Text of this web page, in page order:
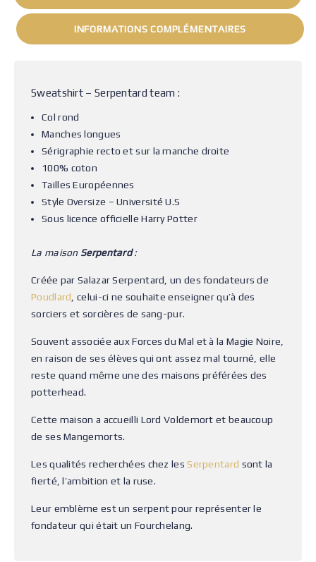
INFORMATIONS COMPLÉMENTAIRES
Sweatshirt – Serpentard team :
Col rond
Manches longues
Sérigraphie recto et sur la manche droite
100% coton
Tailles Européennes
Style Oversize – Université U.S
Sous licence officielle Harry Potter
La maison Serpentard:
Créée par Salazar Serpentard, un des fondateurs de
Poudlard , celui-ci ne souhaite enseigner qu’à des
sorciers et sorcières de sang-pur.
Souvent associée aux Forces du Mal et à la Magie Noire,
en raison de ses élèves qui ont assez mal tourné, elle
reste quand même une des maisons préférées des
potterhead.
Cette maison a accueilli Lord Voldemort et beaucoup
de ses Mangemorts.
Les qualités recherchées chez lesSerpentard sont la
fierté, l’ambition et la ruse.
Leur emblème est un serpent pour représenter le
fondateur qui était un Fourchelang.